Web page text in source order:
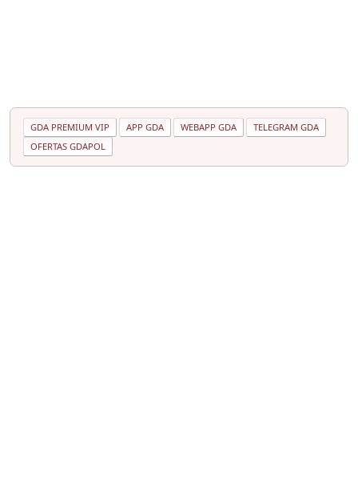
GDA PREMIUM VIP APP GDA WEBAPP GDA
TELEGRAM GDA
OFERTAS GDAPOL